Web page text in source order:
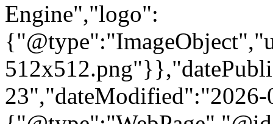
Engine","logo":